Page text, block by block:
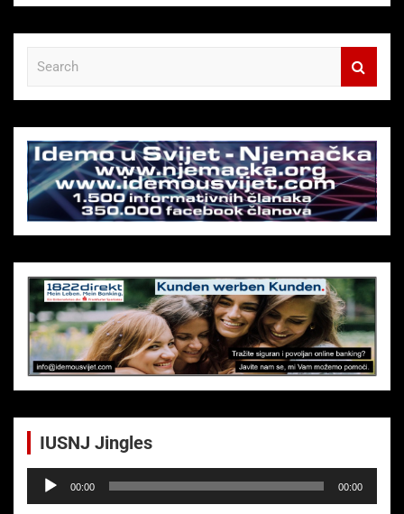
c
h
IUSNJ Jingles
Audio-
Player
00:00 00:00